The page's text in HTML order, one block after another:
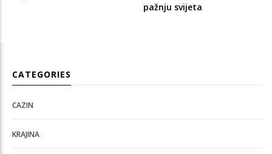
pažnju svijeta
CATEGORIES
CAZIN
KRAJINA